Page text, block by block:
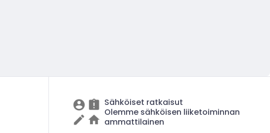
Sähköiset ratkaisut
Olemme sähköisen liiketoiminnan
ammattilainen